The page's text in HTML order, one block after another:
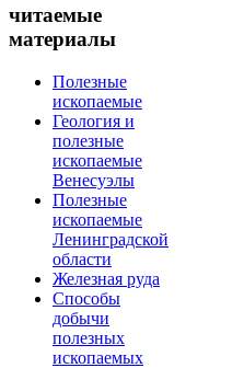
читаемые
материалы
Полезные
ископаемые
Геология и
полезные
ископаемые
Венесуэлы
Полезные
ископаемые
Ленинградской
области
Железная руда
Способы
добычи
полезных
ископаемых